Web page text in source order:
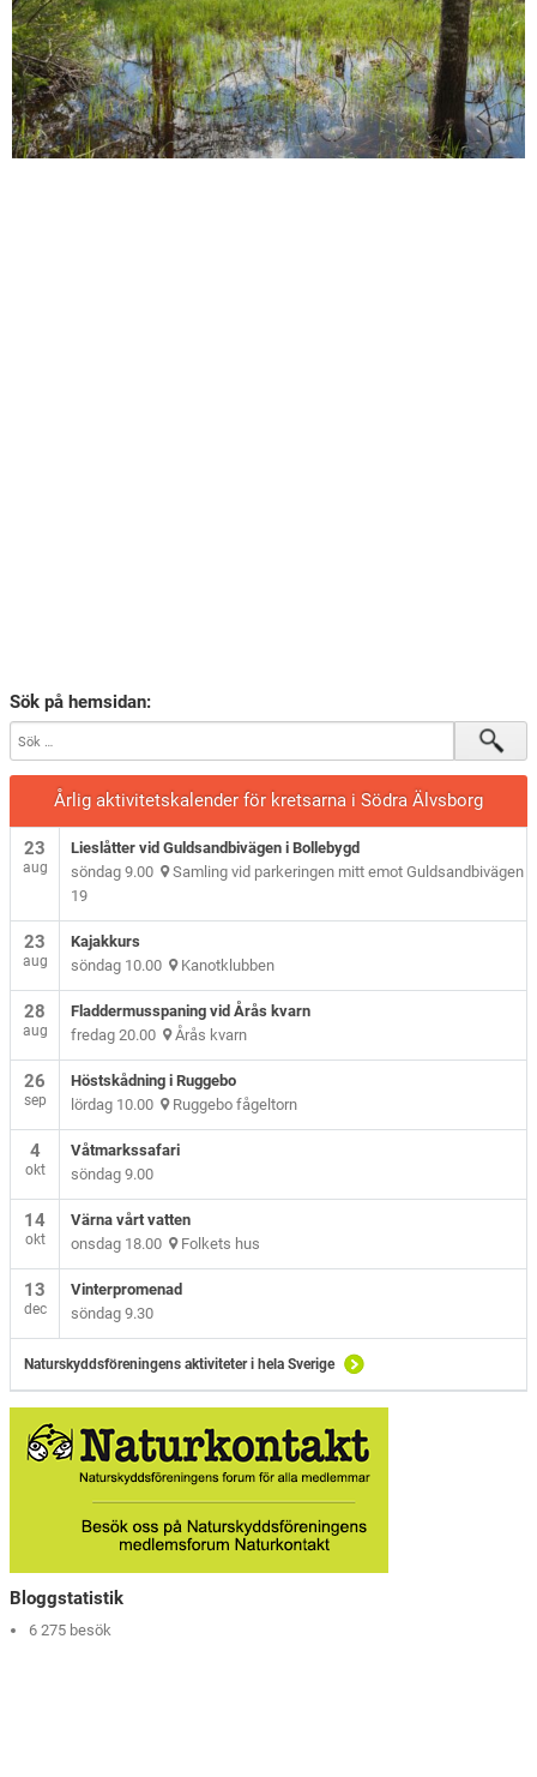
Sök på hemsidan:
Årlig aktivitetskalender för kretsarna i Södra Älvsborg
23
aug
Lieslåtter vid Guldsandbivägen i Bollebygd
söndag 9.00 Samling vid parkeringen mitt emot Guldsandbivägen
19
23
aug
Kajakkurs
söndag 10.00 Kanotklubben
28
aug
Fladdermusspaning vid Årås kvarn
fredag 20.00 Årås kvarn
26
sep
Höstskådning i Ruggebo
lördag 10.00 Ruggebo fågeltorn
4
okt
Våtmarkssafari
söndag 9.00
14
okt
Värna vårt vatten
onsdag 18.00 Folkets hus
13
dec
Vinterpromenad
söndag 9.30
Naturskyddsföreningens aktiviteter i hela Sverige
Bloggstatistik
6 275 besök